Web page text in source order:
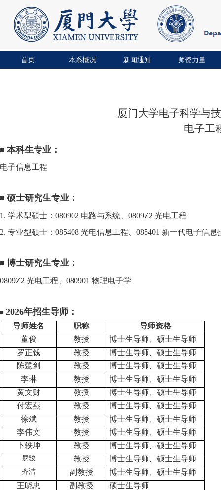
首页 本系概况 新闻通知 师资力量
厦门大学电子科学与
电子工
■ 本科生专业：
电子信息工程
■ 硕士研究生专业：
1. 学术型硕士： 080902 电路与系统、 0809Z2 光电工程
2. 专业型硕士： 085408 光电信息工程、 085401 新一代电子信息
■ 博士研究生专业：
0809Z2 光电工程、 080901 物理电子学
■ 2026年招生导师：
导师姓名 职称
导师资格
董俊
教授
博士生导师、硕士生导师
罗正钱
教授
博士生导师、硕士生导师
陈鹭剑
教授
博士生导师、硕士生导师
李琳
教授
博士生导师、硕士生导师
黄文财
教授
博士生导师、硕士生导师
付宏燕
教授
博士生导师、硕士生导师
徐斌
教授
博士生导师、硕士生导师
李伟文
教授
博士生导师、硕士生导师
卜轶坤
教授 博士生导师、硕士生导师
易骏 教授 博士生导师、硕士生导师
齐洁 副教授
博士生导师、硕士生导师
王晓忠
副教授
硕士生导师